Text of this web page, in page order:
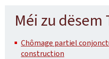
Méi zu dësem
Chômage partiel
construction